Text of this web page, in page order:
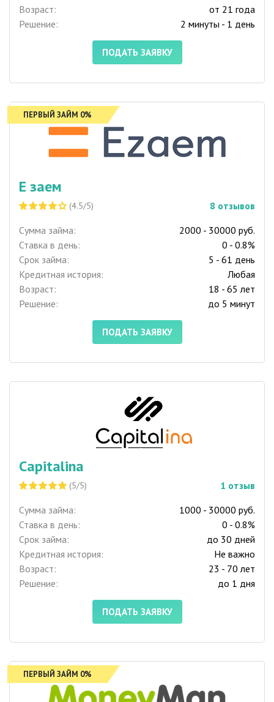
Возраст:
от 21 года
Решение:
2 минуты - 1 день
ПОДАТЬ ЗАЯВКУ
ПЕРВЫЙ ЗАЙМ 0%
Е заем
(4.5/5) 8 отзывов
Сумма займа:
2000 - 30000 руб.
Ставка в день:
0 - 0.8%
Срок займа:
5 - 61 день
Кредитная история:
Любая
Возраст:
18 - 65 лет
Решение:
до 5 минут
ПОДАТЬ ЗАЯВКУ
Capitalina
(5/5) 1 отзыв
Сумма займа:
1000 - 30000 руб.
Ставка в день:
0 - 0.8%
Срок займа:
до 30 дней
Кредитная история:
Не важно
Возраст:
23 - 70 лет
Решение:
до 1 дня
ПОДАТЬ ЗАЯВКУ
ПЕРВЫЙ ЗАЙМ 0%